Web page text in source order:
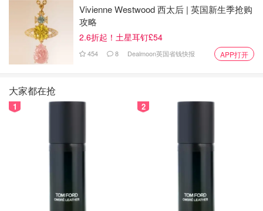
Vivienne Westwood 西太后 | 英国新生季抢购
攻略
2.6折起！土星耳钉£54
454 8 Dealmoon英国省钱快报 APP打开
大家都在抢
1 2